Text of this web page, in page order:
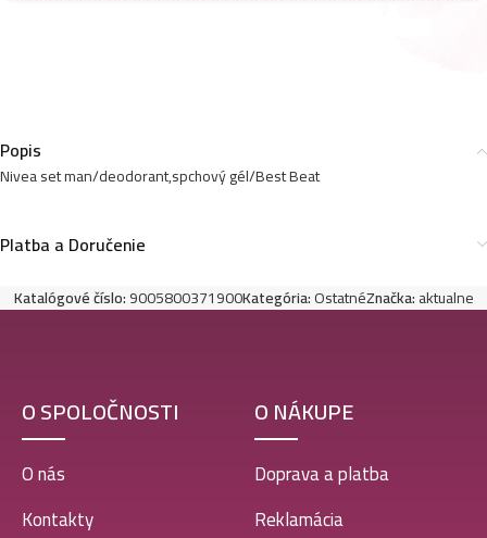
Popis
Nivea set man/deodorant,spchový gél/Best Beat
Platba a Doručenie
Katalógové číslo:9005800371900Kategória:OstatnéZnačka:aktualne
O SPOLOČNOSTI
O nás
Kontakty
O NÁKUPE
Doprava a platba
Reklamácia